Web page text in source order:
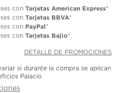
con Tarjetas American Express*
con Tarjetas BBVA*
con PayPal*
con Tarjetas Bajio*
DETALLE DE PROMOCIONES
si durante la compra se aplican
Palacio